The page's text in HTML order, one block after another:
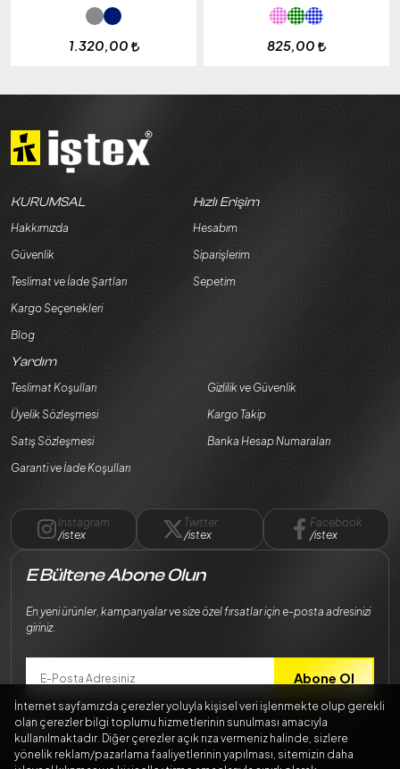
1.320,00 825,00
KURUMSAL
Hakkımızda
Güvenlik
Teslimat ve İade Şartları
Kargo Seçenekleri
Blog
Hızlı Erişim
Hesabım
Siparişlerim
Sepetim
Yardım
Teslimat Koşulları
Üyelik Sözleşmesi
Satış Sözleşmesi
Garanti ve İade Koşulları
Gizlilik ve Güvenlik
Kargo Takip
Banka Hesap Numaraları
Instagram
/istex
Twitter
/istex
Facebook
/istex
E Bültene Abone Olun
En yeni ürünler, kampanyalar ve size özel fırsatlar için e-posta adresinizi
giriniz.
Abone Ol
BilgileriminKişisel Verilerin Korunması Kanunumevzuatına uygun
şekilde işlenmesini kabul ediyorum.
İnternet sayfamızda çerezler yoluyla kişisel veri işlenmekte olup gerekli
olan çerezler bilgi toplumu hizmetlerinin sunulması amacıyla
kullanılmaktadır. Diğer çerezler açık rıza vermeniz halinde, sizlere
yönelik reklam/pazarlama faaliyetlerinin yapılması, sitemizin daha